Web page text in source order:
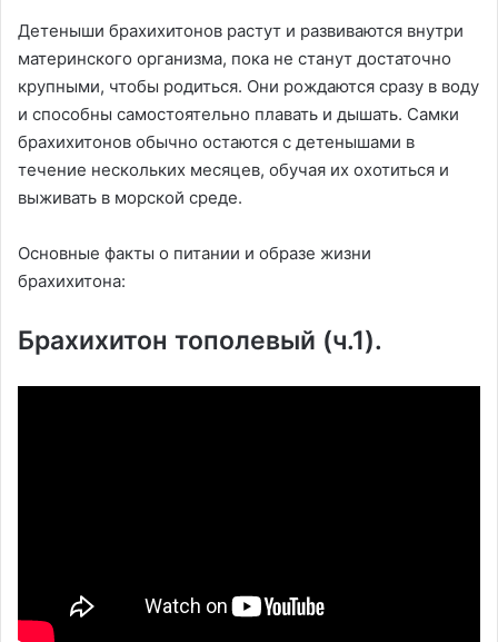
Детеныши брахихитонов растут и развиваются внутри
материнского организма, пока не станут достаточно
крупными, чтобы родиться. Они рождаются сразу в воду
и способны самостоятельно плавать и дышать. Самки
брахихитонов обычно остаются с детенышами в
течение нескольких месяцев, обучая их охотиться и
выживать в морской среде.
Основные факты о питании и образе жизни
брахихитона:
Брахихитон тополевый (ч.1).